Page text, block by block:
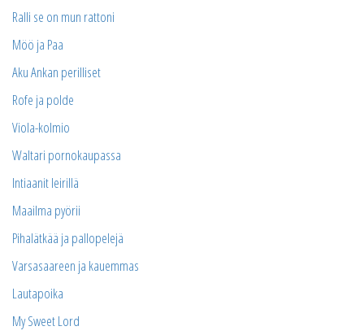
Ralli se on mun rattoni
Möö ja Paa
Aku Ankan perilliset
Rofe ja polde
Viola-kolmio
Waltari pornokaupassa
Intiaanit leirillä
Maailma pyörii
Pihalätkää ja pallopelejä
Varsasaareen ja kauemmas
Lautapoika
My Sweet Lord